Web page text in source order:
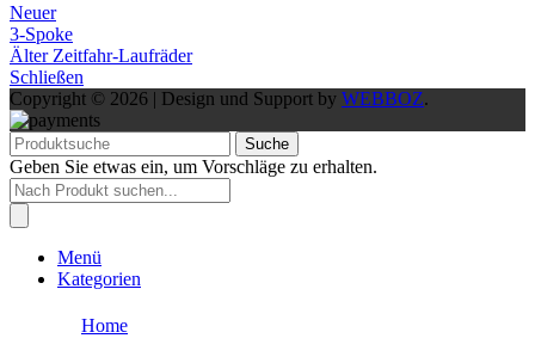
Neuer
3-Spoke
Älter Zeitfahr-Laufräder
Schließen
Copyright © 2026 | Design und Support by WEBBOZ.
Suche
Geben Sie etwas ein, um Vorschläge zu erhalten.
Products
search
Menü
Kategorien
Home